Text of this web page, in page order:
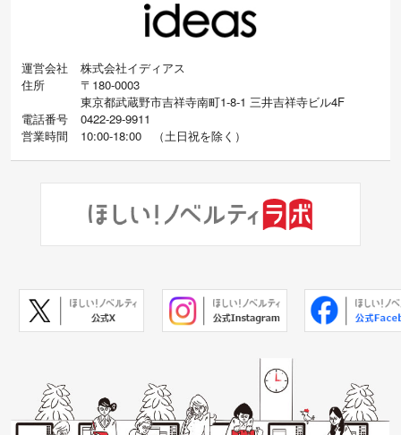
運営会社
株式会社イディアス
住所
〒180-0003
東京都武蔵野市吉祥寺南町1-8-1 三井吉祥寺ビル4F
電話番号
0422-29-9911
営業時間
10:00-18:00 （土日祝を除く）